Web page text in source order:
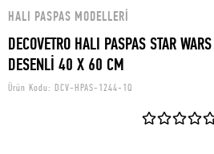
HALI PASPAS MODELLERI
DECOVETRO HALI PASPAS STAR
DESENLİ 40 X 60 CM
Ürün Kodu: DCV-HPAS-1244-1Q